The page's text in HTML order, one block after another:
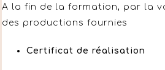
A la fin de la formation, par la
des productions fournies
Certificat de réalisation